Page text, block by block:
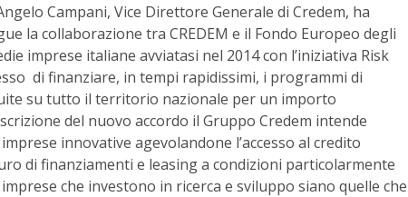
Campani, Vice Direttore Generale di Credem, ha
la collaborazione tra CREDEM e il Fondo Europeo degli
imprese italiane avviatasi nel 2014 con l’iniziativa Risk
di finanziare, in tempi rapidissimi, i programmi di
su tutto il territorio nazionale per un importo
del nuovo accordo il Gruppo Credem intende
innovative agevolandone l’accesso al credito
di finanziamenti e leasing a condizioni particolarmente
che investono in ricerca e sviluppo siano quelle che